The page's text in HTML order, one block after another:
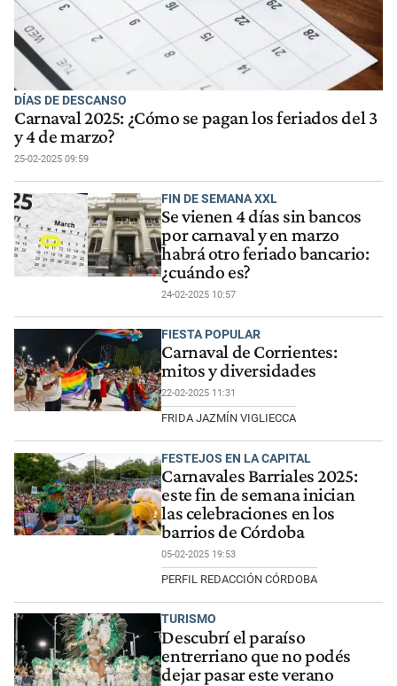
DÍAS DE DESCANSO
Carnaval 2025: ¿Cómo se pagan los feriados del 3
y 4 de marzo?
25-02-2025 09:59
FIN DE SEMANA XXL
Se vienen 4 días sin bancos
por carnaval y en marzo
habrá otro feriado bancario:
¿cuándo es?
24-02-2025 10:57
FIESTA POPULAR
Carnaval de Corrientes:
mitos y diversidades
22-02-2025 11:31
FRIDA JAZMÍN VIGLIECCA
FESTEJOS EN LA CAPITAL
Carnavales Barriales 2025:
este fin de semana inician
las celebraciones en los
barrios de Córdoba
05-02-2025 19:53
PERFIL REDACCIÓN CÓRDOBA
TURISMO
Descubrí el paraíso
entrerriano que no podés
dejar pasar este verano